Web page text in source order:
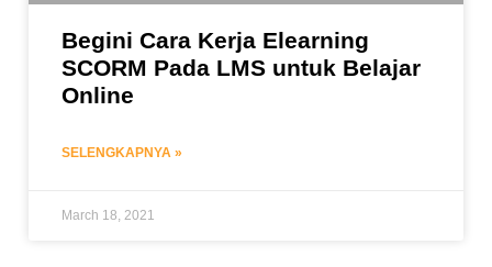
Begini Cara Kerja Elearning
SCORM Pada LMS untuk Belajar
Online
SELENGKAPNYA »
March 18, 2021